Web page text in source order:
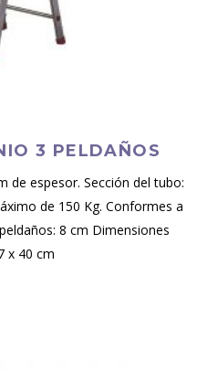
3 PELDAÑOS
de espesor. Sección del tubo:
de 150 Kg. Conformes a
8 cm Dimensiones
x 40 cm